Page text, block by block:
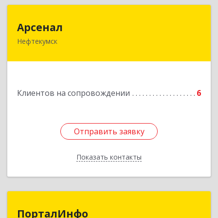
Арсенал
Нефтекумск
Клиентов на сопровождении 6
Отправить заявку
Показать контакты
Отправить заявку
Назад
ПорталИнфо